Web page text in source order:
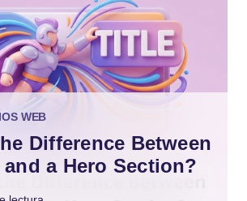
WEB
Difference Between
and a Hero Section?